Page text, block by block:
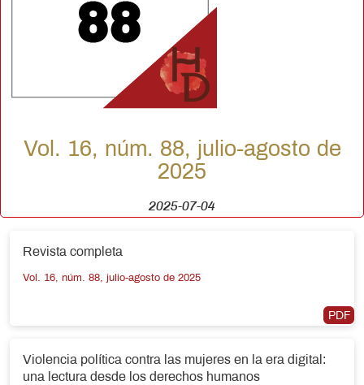
Vol. 16, núm. 88, julio-agosto de
2025
2025-07-04
Revista completa
Vol. 16, núm. 88, julio-agosto de 2025
PDF
Violencia política contra las mujeres en la era digital:
una lectura desde los derechos humanos